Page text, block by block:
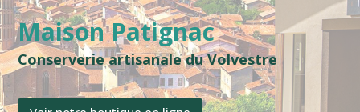
Maison Patignac
Conserverie artisanale du Volvestre